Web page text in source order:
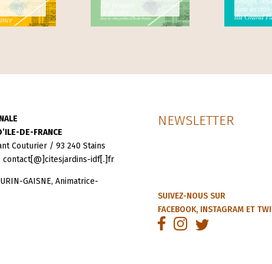
DE-FRANCE
Couturier / 93 240 Stains
contact[@]citesjardins-idf[.]fr
GAISNE, Animatrice-
NEWSLETTER
SUIVEZ-NOUS SUR
FACEBOOK, INSTAGRAMET